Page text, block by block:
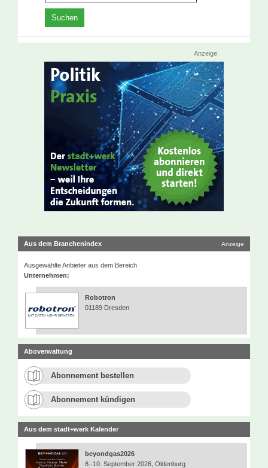
Anzeige
Aus dem Branchenindex Anzeige
Ausgewählte Anbieter aus dem Bereich
Unternehmen:
Robotron
01189 Dresden
Aboverwaltung
Abonnement bestellen
Abonnement kündigen
Aus dem stadt+werk Kalender
beyondgas2026
8.-10. September 2026, Oldenburg